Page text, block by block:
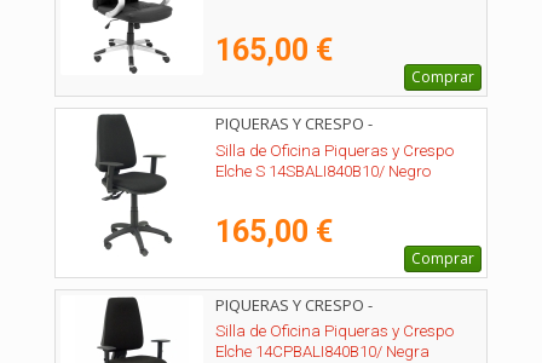
165,00 €
Comprar
PIQUERAS Y CRESPO -
14SBALI840B10
Silla de Oficina Piqueras y Crespo
Elche S 14SBALI840B10/ Negro
165,00 €
Comprar
PIQUERAS Y CRESPO -
14CPBALI840B10
Silla de Oficina Piqueras y Crespo
Elche 14CPBALI840B10/ Negra